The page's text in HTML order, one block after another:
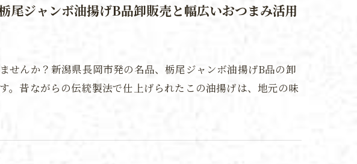
尾ジャンボ油揚げB品卸販売と幅広いおつまみ活用
せんか？新潟県長岡市発の名品、栃尾ジャンボ油揚げB品の卸
。昔ながらの伝統製法で仕上げられたこの油揚げは、地元の味